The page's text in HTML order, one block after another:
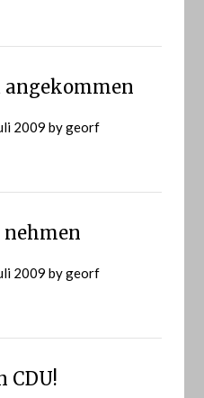
angekommen
2009 bygeorf
nehmen
2009 bygeorf
CDU!